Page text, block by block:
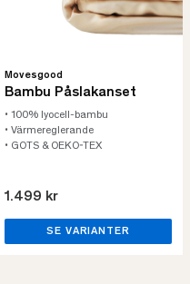
Movesgood
Bambu Påslakanset
• 100% lyocell-bambu
• Värmereglerande
• GOTS & OEKO-TEX
1.499 kr
SE VARIANTER